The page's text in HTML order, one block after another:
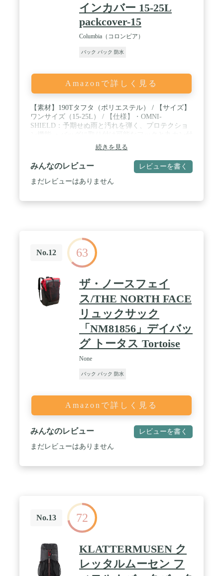
インカバー 15-25L
packcover-15
Columbia（コロンビア）
バック パック 防水
Amazonで詳しく見る
【素材】190Tタフタ（ポリエステル） / 【サイズ】
ワンサイズ（15-25L） / 【仕様】・OMNI-
SHIELD：予期せぬ雨と汚れを弾く、プロテクショ
き ・コンパクトに収納できるスタッフバッグ付き /
可能な限り商品色に近い画像を選んでおりますが、
閲覧環境等により画像の色目が若干異なる場合もご
ざいますので、その旨をご理解された上でご購入く
ださい。
続きを見る
みんなのレビュー レビューを書く
まだレビューはありません
No.12 63
ザ・ノースフェイ
ス/THE NORTH FACE
リュックサック
「NM81856」デイバッ
グ トータス Tortoise
None
バック パック 防水
Amazonで詳しく見る
みんなのレビュー レビューを書く
まだレビューはありません
No.13 72
KLATTERMUSEN ク
レッタルムーセン フ